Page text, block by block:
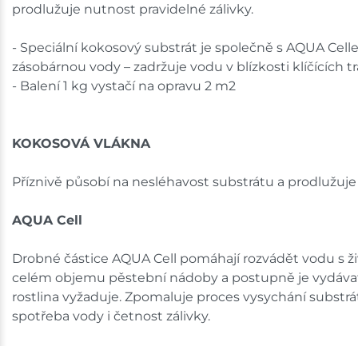
prodlužuje nutnost pravidelné zálivky.
- Speciální kokosový substrát je společně s AQUA
zásobárnou vody – zadržuje vodu v blízkosti klíčících
- Balení 1 kg vystačí na opravu 2 m2
KOKOSOVÁ VLÁKNA
Příznivě působí na nesléhavost substrátu a
AQUA Cell
Drobné částice AQUA Cell pomáhají rozvádět vodu s
celém objemu pěstební nádoby a postupně je
rostlina vyžaduje. Zpomaluje proces vysychání
spotřeba vody i četnost zálivky.